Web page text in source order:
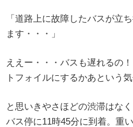
「道路上に故障したバスが立
ます・・・」
ええー・・・バスも遅れるの
トフォイルにするかあという気
と思いきやさほどの渋滞はな
バス停に11時45分に到着。重